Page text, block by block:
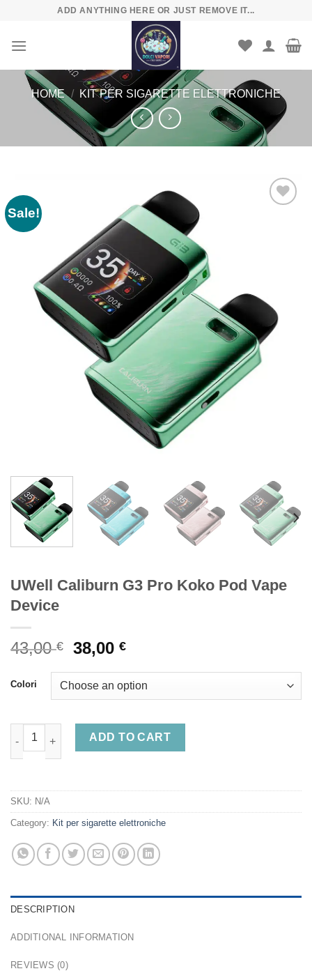
content
ADD ANYTHING HERE OR JUST REMOVE IT...
HOME / KIT PER SIGARETTE ELETTRONICHE
Sale!
UWell Caliburn G3 Pro Koko Pod Vape
Device
43,00€
Original
was:
43,00 €.
38,00€Current
is:
38,00 €.
Colori
UWell Caliburn G3 Pro Koko Pod Vape Device quantity
ADD TO CART
SKU: N/A
Category: Kit per sigarette elettroniche
DESCRIPTION
ADDITIONAL INFORMATION
REVIEWS (0)